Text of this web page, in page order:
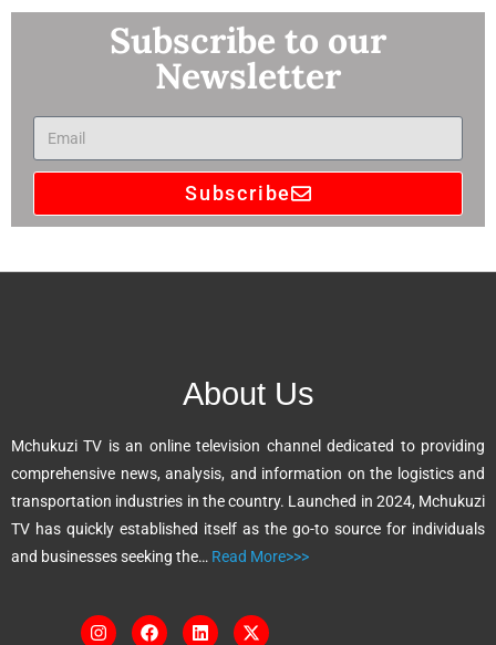
Subscribe to our
Newsletter
Subscribe
A
i
v
e
:
About Us
Mchukuzi TV is an online television channel dedicated to providing
comprehensive news, analysis, and information on the logistics and
transportation industries in the country. Launched in 2024, Mchukuzi
TV has quickly established itself as the go-to source for individuals
and businesses seeking the… Read More>>>